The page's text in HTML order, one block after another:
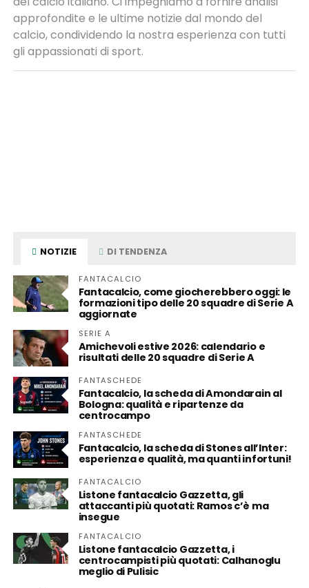
approfondite e le ultime notizie dal mondo del
calcio, condividendo la nostra esperienza con tutti
gli appassionati di sport.
NOTIZIE DI TENDENZA
FANTACALCIO
Fantacalcio, come giocherebbero oggi: le
formazioni tipo delle 20 squadre di Serie A
aggiornate
SERIE A
Amichevoli estive 2026: calendario e
risultati delle 20 squadre di Serie A
FANTASCHEDE
Fantacalcio, la scheda di Amondarain al
Bologna: qualità e ripartenze da
centrocampo
FANTASCHEDE
Fantacalcio, la scheda di Stones all’Inter:
esperienza e qualità, ma quanti infortuni!
FANTACALCIO
Listone fantacalcio Gazzetta, gli
attaccanti più quotati: Ramos c’è ma
insegue
FANTACALCIO
Listone fantacalcio Gazzetta, i
centrocampisti più quotati: Calhanoglu
meglio di Pulisic